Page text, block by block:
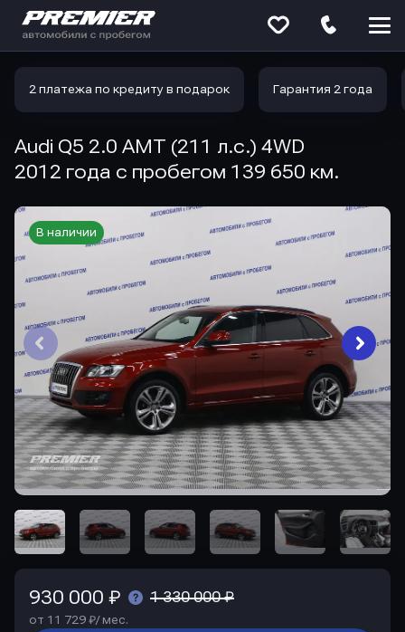
2 платежа по кредиту в подарок Гарантия 2 года
Audi Q5 2.0 AMT (211 л.с.) 4WD
2012 года с пробегом 139 650 км.
В наличии
930 000 ₽ 1 330 000 ₽
от 11 729 ₽/ мес.